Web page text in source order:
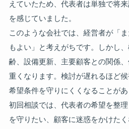
えていたため、代表者は単独で将
を感じていました。
このような会社では、経営者が「
もよい」と考えがちです。しかし
齢、設備更新、主要顧客との関係
重くなります。検討が遅れるほど候
希望条件を守りにくくなることがあ
初回相談では、代表者の希望を整
を守りたい、顧客に迷惑をかけた